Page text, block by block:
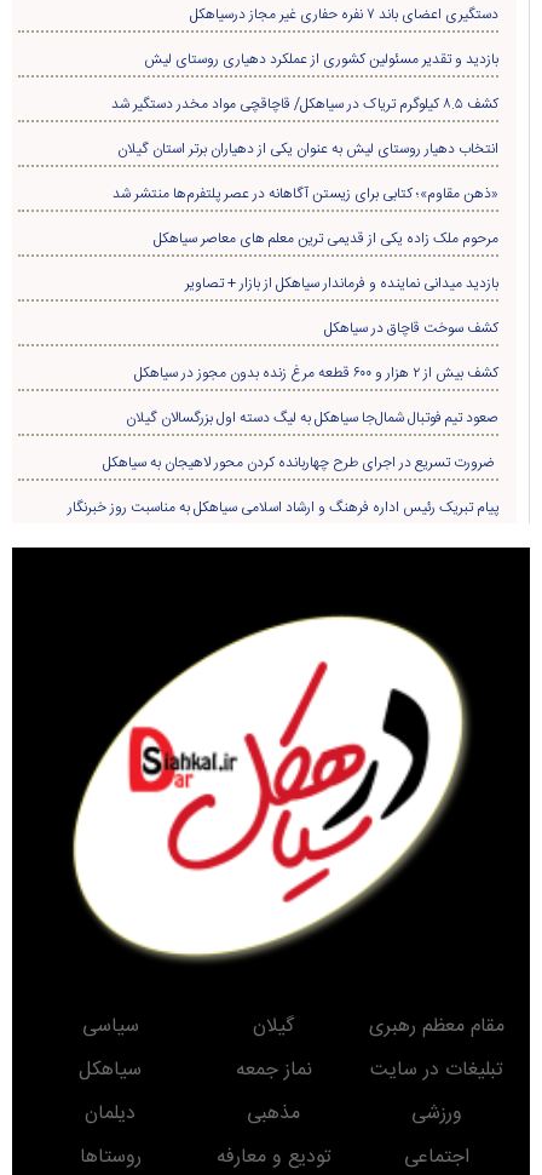
دستگیری اعضای باند ۷ نفره حفاری غير مجاز درسیاهکل
بازدید و تقدیر مسئولین کشوری از عملکرد دهیاری روستای لیش
کشف ۸.۵ کیلوگرم تریاک در سیاهکل/ قاچاقچی مواد مخدر دستگیر شد
انتخاب دهیار روستای لیش به عنوان یکی از دهیاران برتر استان گیلان
«ذهن مقاوم»؛ کتابی برای زیستن آگاهانه در عصر پلتفرم‌ها منتشر شد
مرحوم ملک زاده یکی از قدیمی ترین معلم های معاصر سیاهکل
بازدید میدانی نماینده و فرماندار سیاهکل از بازار + تصاویر
کشف سوخت قاچاق در سياهکل
کشف بیش از ۲ هزار و ۶۰۰ قطعه مرغ زنده بدون مجوز در سیاهکل
صعود تیم فوتبال شمال‌جا‌ سیاهکل به لیگ دسته اول بزرگسالان گیلان
ضرورت تسریع در اجرای طرح چهاربانده کردن محور لاهیجان به سیاهکل
پیام تبریک رئیس اداره فرهنگ و ارشاد اسلامی سیاهکل به مناسبت روز خبرنگار
مقام معظم رهبری گیلان
سیاسی
تبلیغات در سایت
نماز جمعه
سیاهکل
ورزشی
مذهبی
دیلمان
اجتماعی
تودیع و معارفه
روستاها